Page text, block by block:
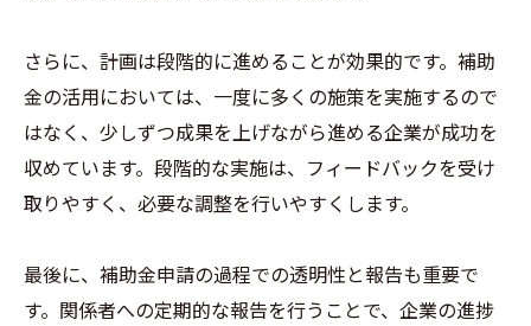
さらに、計画は段階的に進めることが効果的です。補助
金の活用においては、一度に多くの施策を実施するので
はなく、少しずつ成果を上げながら進める企業が成功を
収めています。段階的な実施は、フィードバックを受け
取りやすく、必要な調整を行いやすくします。
最後に、補助金申請の過程での透明性と報告も重要で
す。関係者への定期的な報告を行うことで、企業の進捗